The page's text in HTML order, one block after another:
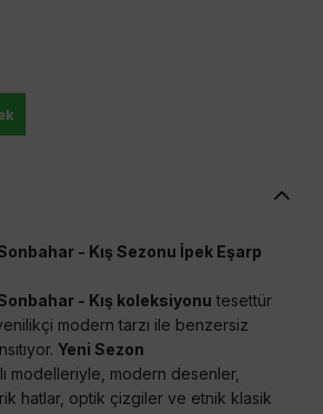
- Kış Sezonu İpek Eşarp
- Kış koleksiyonu tesettür
modern tarzı ile benzersiz
Yeni Sezon
modelleriyle, modern desenler,
hatlar, optik çizgiler ve etnik klasik